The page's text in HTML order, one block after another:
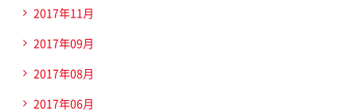
2017年11月
2017年09月
2017年08月
2017年06月